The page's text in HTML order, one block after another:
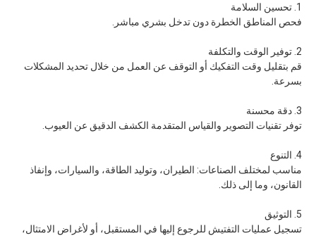
1. تحسين السلامة
فحص المناطق الخطرة دون تدخل بشري مباشر.
2. توفير الوقت والتكلفة
قم بتقليل وقت التفكيك أو التوقف عن العمل من خلال تحديد المشكلات
بسرعة.
3. دقة محسنة
توفر تقنيات التصوير والقياس المتقدمة الكشف الدقيق عن العيوب.
4. التنوع
مناسب لمختلف الصناعات: الطيران، وتوليد الطاقة، والسيارات، وإنفاذ
القانون، وما إلى ذلك.
5. التوثيق
تسجيل عمليات التفتيش للرجوع إليها في المستقبل، أو لأغراض الامتثال،